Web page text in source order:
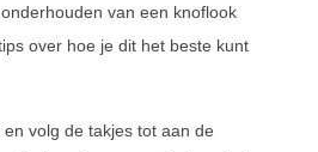
van een knoflook
over hoe je dit het beste kunt
volg de takjes tot aan de